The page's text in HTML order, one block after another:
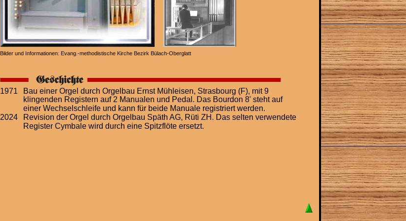
Bilder und Informationen: Evang.-methodistische Kirche Bezirk Bülach-Oberglatt
1971
Bau einer Orgel durch Orgelbau Ernst Mühleisen, Strasbourg (F), mit 9
klingenden Registern auf 2 Manualen und Pedal. Das Bourdon 8' steht auf
einer Wechselschleife und kann für beide Manuale registriert werden.
2024
Revision der Orgel durch Orgelbau Späth AG, Rüti ZH. Das selten verwendete
Register Cymbale wird durch eine Spitzflöte ersetzt.